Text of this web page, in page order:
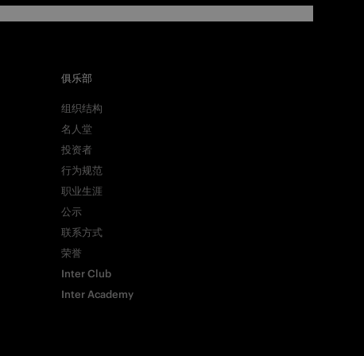
俱乐部
组织结构
名人堂
投资者
行为规范
职业生涯
公示
联系方式
荣誉
Inter Club
Inter Academy